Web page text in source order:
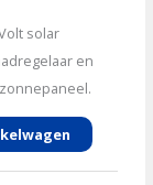
solar
en